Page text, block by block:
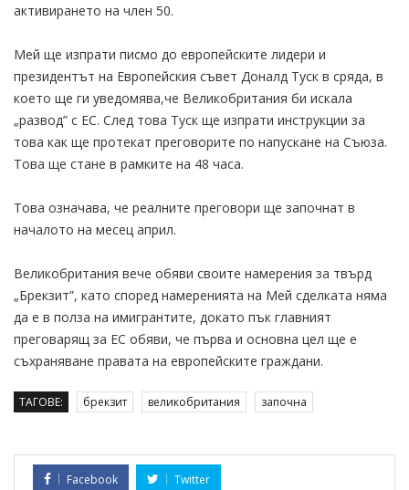
активирането на член 50.
Мей ще изпрати писмо до европейските лидери и
президентът на Европейския съвет Доналд Туск в сряда, в
което ще ги уведомява,че Великобритания би искала
„развод” с ЕС. След това Туск ще изпрати инструкции за
това как ще протекат преговорите по напускане на Съюза.
Това ще стане в рамките на 48 часа.
Това означава, че реалните преговори ще започнат в
началото на месец април.
Великобритания вече обяви своите намерения за твърд
„Брекзит”, като според намеренията на Мей сделката няма
да е в полза на имигрантите, докато пък главният
преговарящ за ЕС обяви, че първа и основна цел ще е
съхраняване правата на европейските граждани.
ТАГОВЕ: брекзит великобритания започна
Facebook Twitter